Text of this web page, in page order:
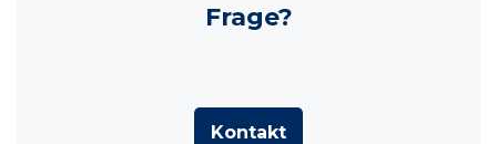
Frage?
Kontakt